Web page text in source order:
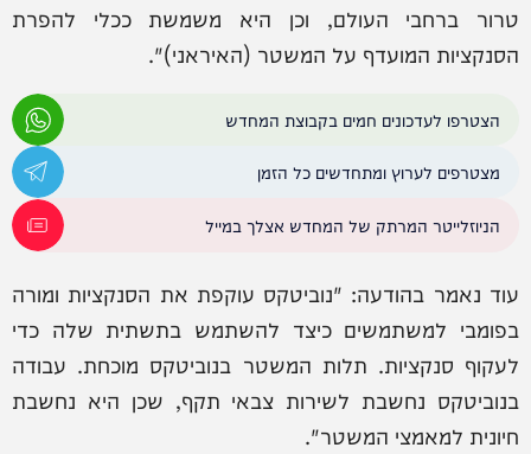
טרור ברחבי העולם, וכן היא משמשת ככלי להפרת
הסנקציות המועדף על המשטר (האיראני)".
הצטרפו לעדכונים חמים בקבוצת המחדש
מצטרפים לערוץ ומתחדשים כל הזמן
הניוזלייטר המרתק של המחדש אצלך במייל
עוד נאמר בהודעה: "נוביטקס עוקפת את הסנקציות ומורה
בפומבי למשתמשים כיצד להשתמש בתשתית שלה כדי
לעקוף סנקציות. תלות המשטר בנוביטקס מוכחת. עבודה
בנוביטקס נחשבת לשירות צבאי תקף, שכן היא נחשבת
חיונית למאמצי המשטר".